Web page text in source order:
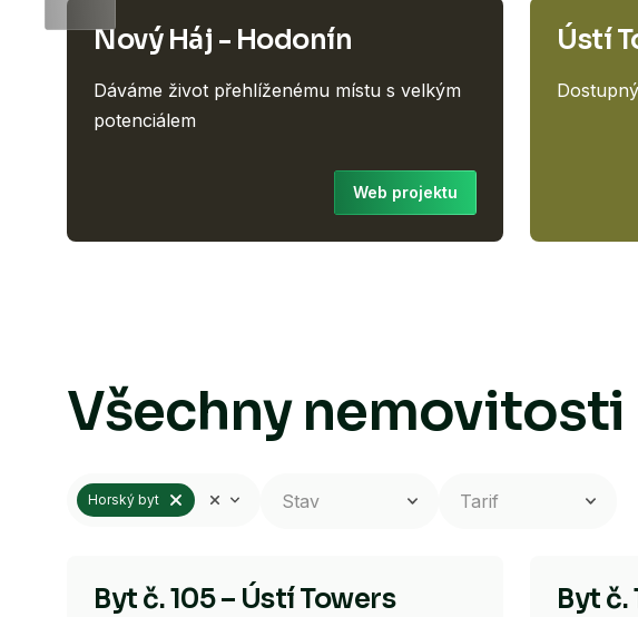
Nový Háj - Hodonín
Dáváme život přehlíženému místu s velkým
potenciálem
Web projektu
Ústí
Všechny nemovitosti
Horský byt Stav Tarif
Byt č. 105 – Ústí Towers Byt č.